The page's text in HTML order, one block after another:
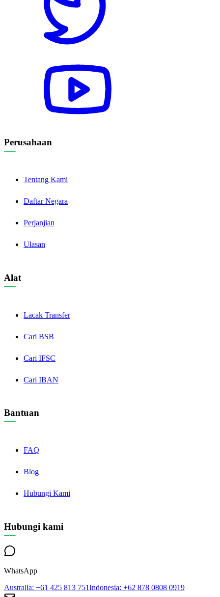
Perusahaan
Tentang Kami
Daftar Negara
Perjanjian
Ulasan
Alat
Lacak Transfer
Cari BSB
Cari IFSC
Cari IBAN
Bantuan
FAQ
Blog
Hubungi Kami
Hubungi kami
WhatsApp
Australia: +61 425 813 751Indonesia: +62 878 0808 0919